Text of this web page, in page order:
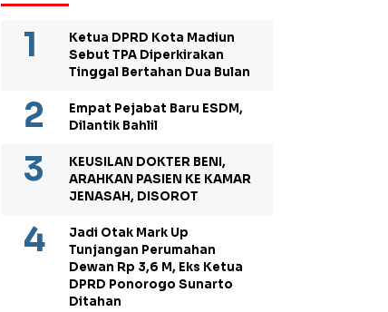
Ketua DPRD Kota Madiun
Sebut TPA Diperkirakan
Tinggal Bertahan Dua Bulan
Empat Pejabat Baru ESDM,
Dilantik Bahlil
KEUSILAN DOKTER BENI,
ARAHKAN PASIEN KE KAMAR
JENASAH, DISOROT
Jadi Otak Mark Up
Tunjangan Perumahan
Dewan Rp 3,6 M, Eks Ketua
DPRD Ponorogo Sunarto
Ditahan